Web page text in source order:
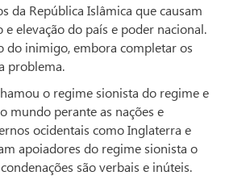
da República Islâmica que causam
elevação do país e poder nacional.
do inimigo, embora completar os
problema.
o regime sionista do regime e
mundo perante as nações e
ocidentais como Inglaterra e
apoiadores do regime sionista o
são verbais e inúteis.